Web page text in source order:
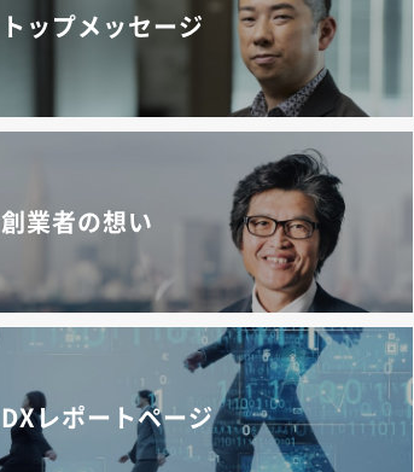
トップメッセージ
創業者の想い
DXレポートページ